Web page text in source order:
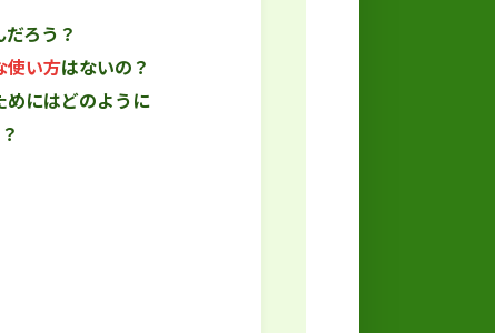
ろう？
使い方はないの？
めにはどのように